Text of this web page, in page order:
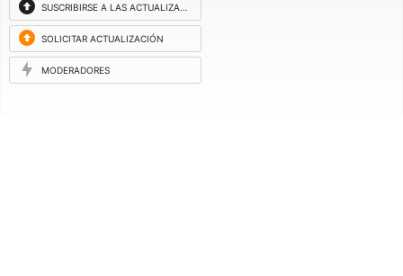
SUSCRIBIRSE A LAS ACTUALIZACIONES
SOLICITAR ACTUALIZACIÓN
MODERADORES